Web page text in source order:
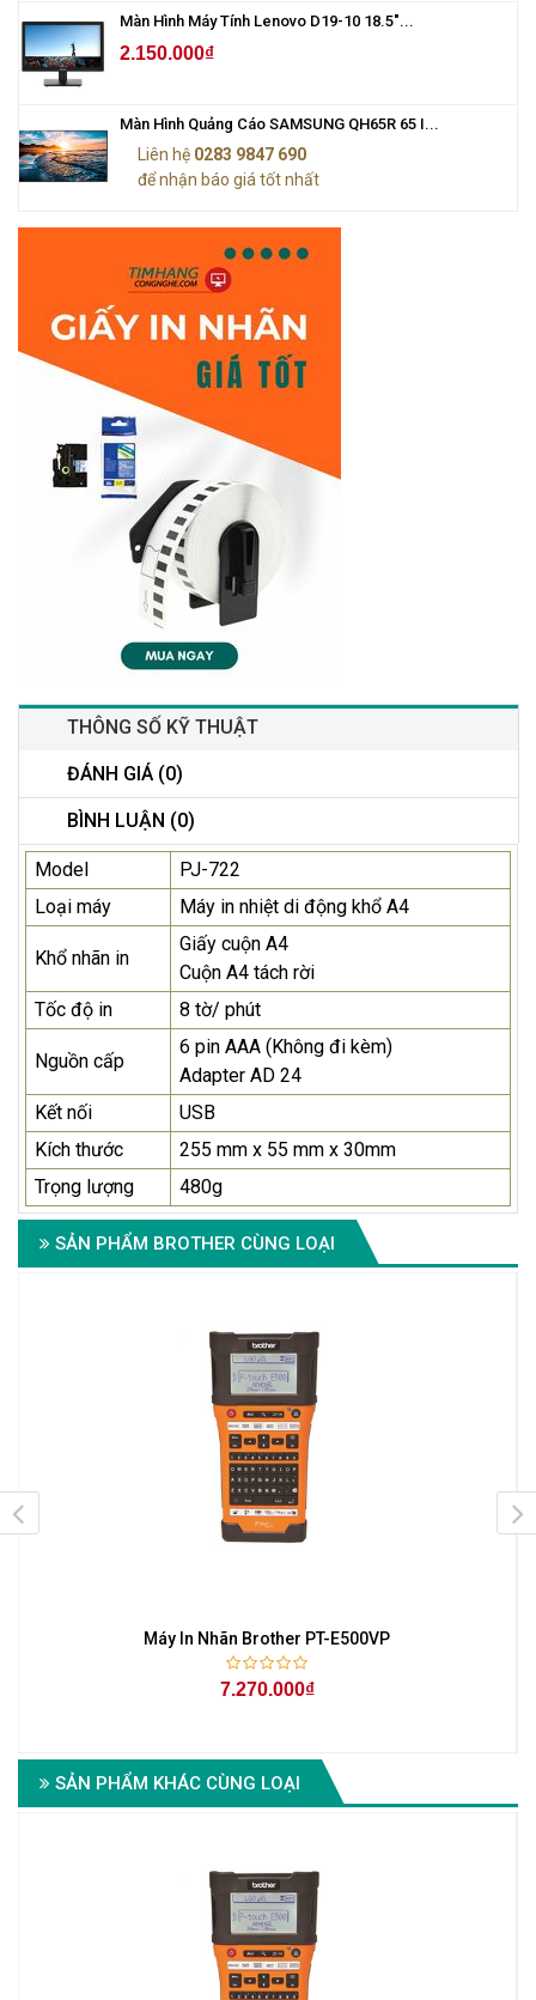
Màn Hình Máy Tính Lenovo D19-10 18.5"...
2.150.000₫
Màn Hình Quảng Cáo SAMSUNG QH65R 65 I...
Liên hệ 0283 9847 690
để nhận báo giá tốt nhất
THÔNG SỐ KỸ THUẬT
ĐÁNH GIÁ (0)
BÌNH LUẬN (0)
Model
PJ-722
Loại máy
Máy in nhiệt di động khổ A4
Khổ nhãn in
Giấy cuộn A4
Cuộn A4 tách rời
Tốc độ in
8 tờ/ phút
Nguồn cấp
6 pin AAA (Không đi kèm)
Adapter AD 24
Kết nối
USB
Kích thước
255 mm x 55 mm x 30mm
Trọng lượng
480g
SẢN PHẨM BROTHER CÙNG LOẠI
Máy In Nhãn Brother PT-E500VP
7.270.000₫
SẢN PHẨM KHÁC CÙNG LOẠI